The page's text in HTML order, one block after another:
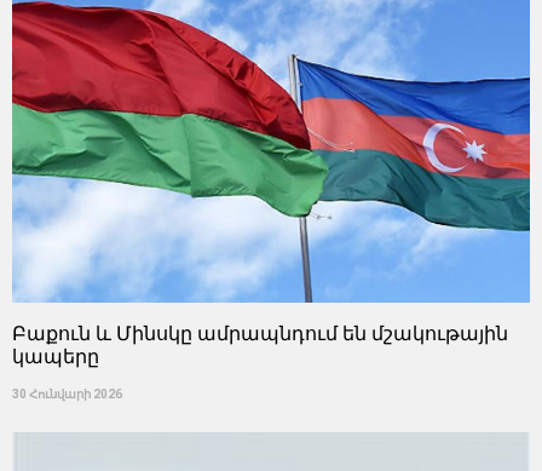
Բաքուն և Մինսկը ամրապնդում են մշակութային
կապերը
30 Հունվարի 2026